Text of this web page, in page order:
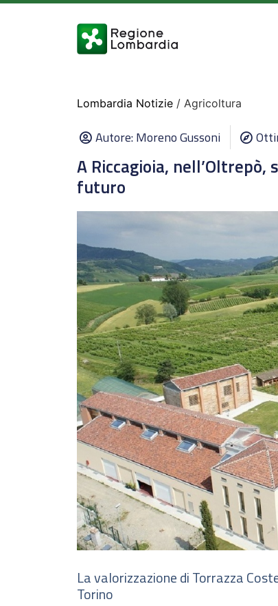
Lombardia Notizie / Agricoltura
Autore:Moreno Gussoni
A Riccagioia,
futuro
La valorizzazione di Torrazza
Torino